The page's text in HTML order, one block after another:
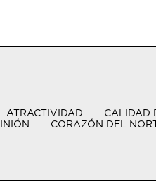
ATRACTIVIDAD CALIDAD
CORAZÓN DEL